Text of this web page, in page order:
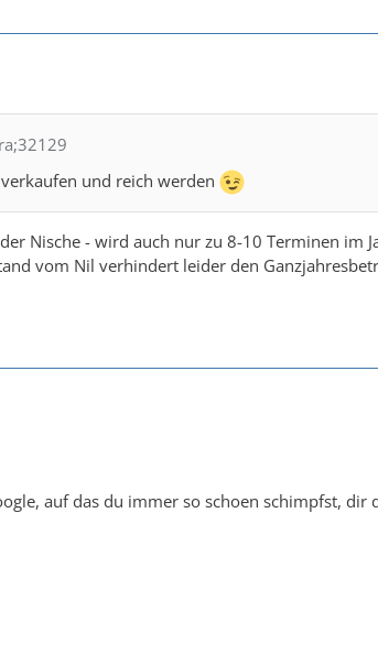
und reich werden
Nische - wird auch nur zu 8-10 Terminen im
vom Nil verhindert leider den
auf das du immer so schoen schimpfst, dir